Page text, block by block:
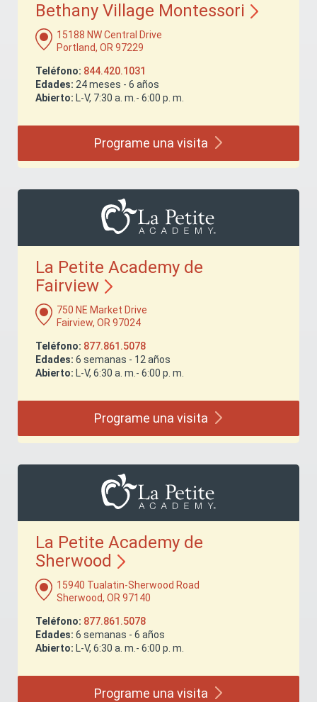
Bethany Village Montessori
15188 NW Central Drive
Portland, OR 97229
Teléfono: 844.420.1031
Edades: 24 meses - 6 años
Abierto: L-V, 7:30 a. m.- 6:00 p. m.
Programe una visita
La Petite Academy de
Fairview
750 NE Market Drive
Fairview, OR 97024
Teléfono: 877.861.5078
Edades: 6 semanas - 12 años
Abierto: L-V, 6:30 a. m.- 6:00 p. m.
Programe una visita
La Petite Academy de
Sherwood
15940 Tualatin-Sherwood Road
Sherwood, OR 97140
Teléfono: 877.861.5078
Edades: 6 semanas - 6 años
Abierto: L-V, 6:30 a. m.- 6:00 p. m.
Programe una visita